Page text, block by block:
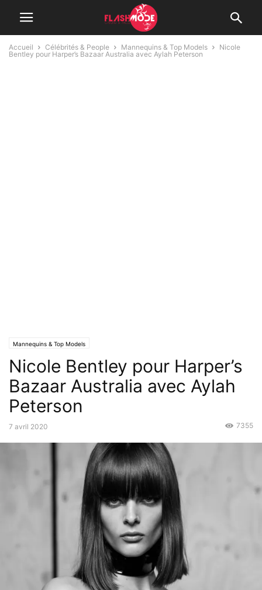
Accueil Célébrités & People Mannequins & Top Models
Nicole
Bentley pour Harper’s Bazaar Australia avec Aylah Peterson
Mannequins & Top Models
Nicole Bentley pour Harper’s
Bazaar Australia avec Aylah
Peterson
7 avril 2020 7355